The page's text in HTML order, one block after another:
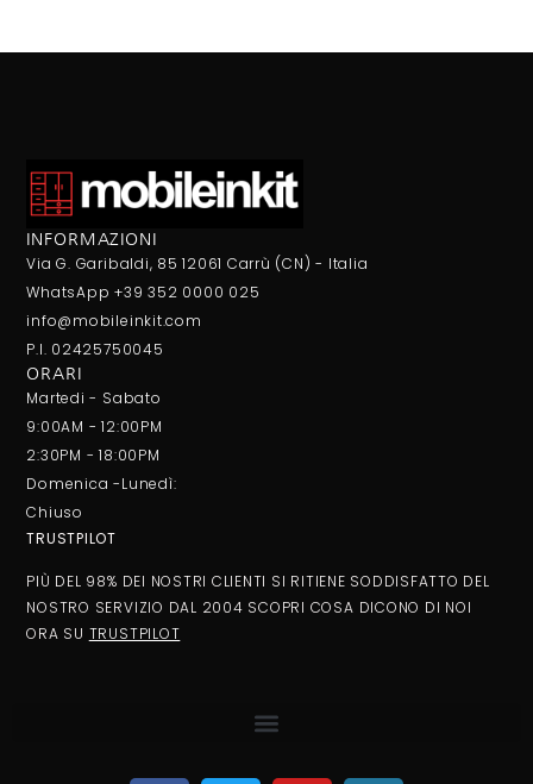
INFORMAZIONI
Via G. Garibaldi, 85 12061 Carrù (CN) - Italia
WhatsApp +39 352 0000 025
info@mobileinkit.com
P.I. 02425750045
ORARI
Martedi - Sabato
9:00AM - 12:00PM
2:30PM - 18:00PM
Domenica -Lunedì:
Chiuso
TRUSTPILOT
PIÙ DEL 98% DEI NOSTRI CLIENTI SI RITIENE SODDISFATTO DEL
NOSTRO SERVIZIO DAL 2004 SCOPRI COSA DICONO DI NOI
ORA SU TRUSTPILOT